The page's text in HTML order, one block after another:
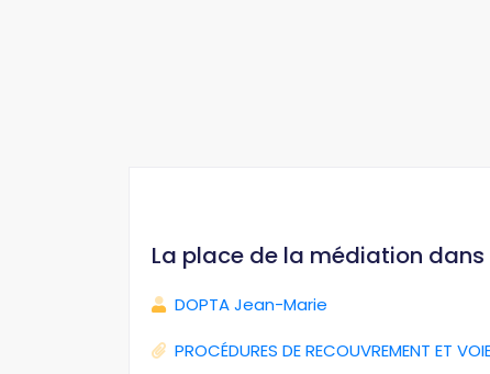
La place de la médiation
DOPTA Jean-Marie
PROCÉDURES DE RECOUVREMENT ET